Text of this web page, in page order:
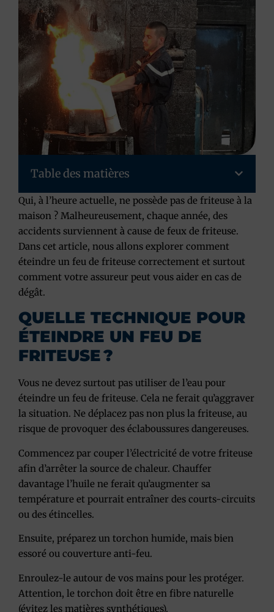
Table des matières
Qui, à l’heure actuelle, ne possède pas de friteuse à la
maison ? Malheureusement, chaque année, des
accidents surviennent à cause de feux de friteuse.
Dans cet article, nous allons explorer comment
éteindre un feu de friteuse correctement et surtout
comment votre assureur peut vous aider en cas de
dégât.
QUELLE TECHNIQUE POUR
ÉTEINDRE UN FEU DE
FRITEUSE ?
Vous ne devez surtout pas utiliser de l’eau pour
éteindre un feu de friteuse. Cela ne ferait qu’aggraver
la situation. Ne déplacez pas non plus la friteuse, au
risque de provoquer des éclaboussures dangereuses.
Commencez par couper l’électricité de votre friteuse
afin d’arrêter la source de chaleur. Chauffer
davantage l’huile ne ferait qu’augmenter sa
température et pourrait entraîner des courts-circuits
ou des étincelles.
Ensuite, préparez un torchon humide, mais bien
essoré ou couverture anti-feu.
Enroulez-le autour de vos mains pour les protéger.
Attention, le torchon doit être en fibre naturelle
(évitez les matières synthétiques).